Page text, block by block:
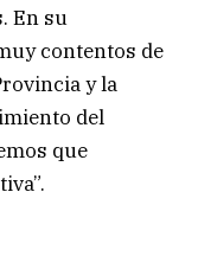
En su
contentos de
y la
del
que